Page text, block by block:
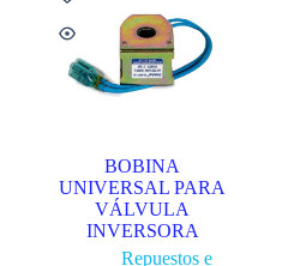
BOBINA
UNIVERSAL PARA
VÁLVULA
INVERSORA
Repuestos e